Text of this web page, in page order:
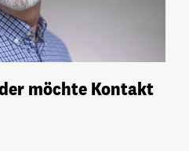
möchte Kontakt